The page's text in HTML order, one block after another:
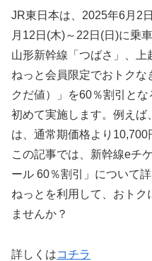
JR東日本は、2025年6月2
月12日(木)～22日(日)に乗
山形新幹線「つばさ」、上
ねっと会員限定でおトクな
クだ値）」を60％割引と
初めて実施します。例え
は、通常期価格より10,700
この記事では、新幹線eチ
ール 60％割引」について
ねっとを利用して、おト
ませんか？
詳しくはコチラ